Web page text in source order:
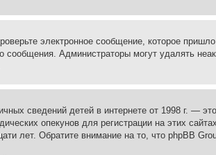
электронное сообщение, которое
Администраторы могут удалять
сведений детей в интернете от 1998 г. —
опекунов для регистрации на этих
лет. Обратите внимание на то, что phpBB